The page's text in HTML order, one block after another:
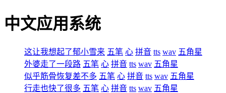
中文应用系统
这让我想起了郁小雪来 五笔 心 拼音 tts wav 五角星
外婆走了一段路 五笔 心 拼音 tts wav 五角星
似乎筋骨恢复差不多 五笔 心 拼音 tts wav 五角星
行走也快了很多 五笔 心 拼音 tts wav 五角星